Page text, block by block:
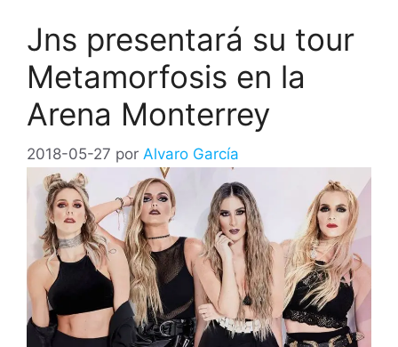
Jns presentará su tour
Metamorfosis en la
Arena Monterrey
2018-05-27 por Alvaro García